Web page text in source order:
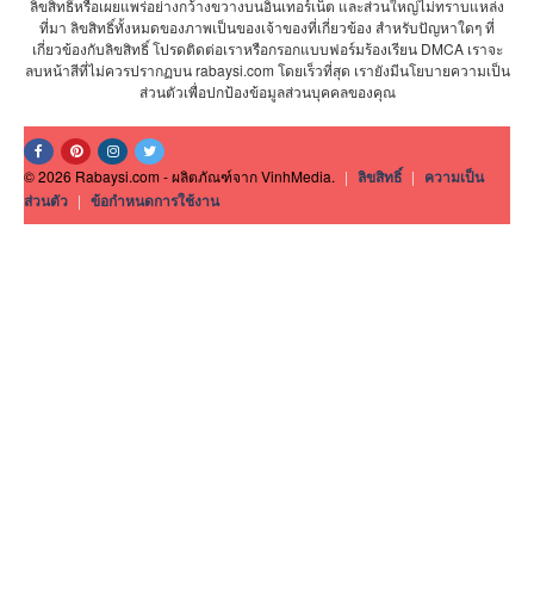
ลิขสิทธิ์หรือเผยแพร่อย่างกว้างขวางบนอินเทอร์เน็ต และส่วนใหญ่ไม่ทราบแหล่ง
ที่มา ลิขสิทธิ์ทั้งหมดของภาพเป็นของเจ้าของที่เกี่ยวข้อง สำหรับปัญหาใดๆ ที่
เกี่ยวข้องกับลิขสิทธิ์ โปรดติดต่อเราหรือกรอกแบบฟอร์มร้องเรียน DMCA เราจะ
ลบหน้าสีที่ไม่ควรปรากฏบน rabaysi.com โดยเร็วที่สุด เรายังมีนโยบายความเป็น
ส่วนตัวเพื่อปกป้องข้อมูลส่วนบุคคลของคุณ
© 2026 Rabaysi.com - ผลิตภัณฑ์จาก VinhMedia. | ลิขสิทธิ์ | ความเป็น
ส่วนตัว | ข้อกำหนดการใช้งาน